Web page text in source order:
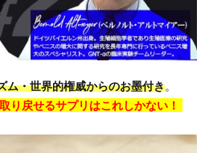
ム・世界的権威からのお墨付き。
り戻せるサプリはこれしかない！